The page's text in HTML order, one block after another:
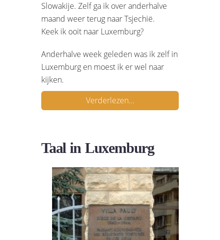
Slowakije. Zelf ga ik over anderhalve
maand weer terug naar Tsjechië.
Keek ik ooit naar Luxemburg?
Anderhalve week geleden was ik zelf in
Luxemburg en moest ik er wel naar
kijken.
Verderlezen…
Taal in Luxemburg